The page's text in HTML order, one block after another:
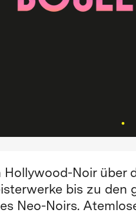
Hollywood-Noir über
bis zu den
Neo-Noirs.